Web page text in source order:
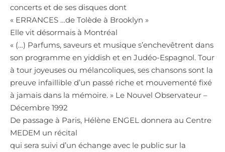
concerts et de ses disques dont
« ERRANCES …de Tolède à Brooklyn »
Elle vit désormais à Montréal
« (…) Parfums, saveurs et musique s’enchevêtrent dans
son programme en yiddish et en Judéo-Espagnol. Tour
à tour joyeuses ou mélancoliques, ses chansons sont la
preuve infaillible d’un passé riche et mouvementé fixé
à jamais dans la mémoire. » Le Nouvel Observateur –
Décembre 1992
De passage à Paris, Hélène ENGEL donnera au Centre
MEDEM un récital
qui sera suivi d’un échange avec le public sur la